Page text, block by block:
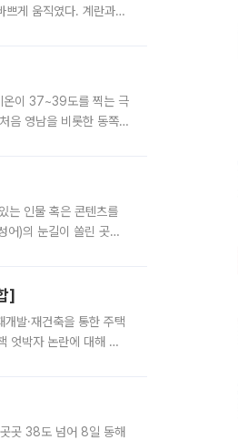
쁘게 움직였다. 계란과
온이 37~39도를 찍는 극
음 영남을 비롯한 동쪽
는 인물 혹은 콘텐츠를
어)의 눈길이 쏠린 곳은
]
발·재건축을 통한 주택
엇박자 논란에 대해 정
곳 38도 넘어 8일 동해